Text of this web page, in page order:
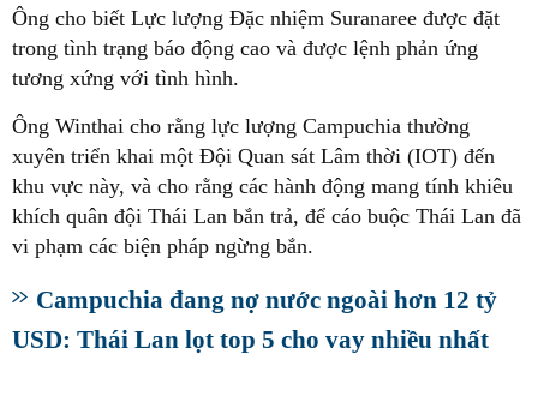
Ông cho biết Lực lượng Đặc nhiệm Suranaree được đặt
trong tình trạng báo động cao và được lệnh phản ứng
tương xứng với tình hình.
Ông Winthai cho rằng lực lượng Campuchia thường
xuyên triển khai một Đội Quan sát Lâm thời (IOT) đến
khu vực này, và cho rằng các hành động mang tính khiêu
khích quân đội Thái Lan bắn trả, để cáo buộc Thái Lan đã
vi phạm các biện pháp ngừng bắn.
Campuchia đang nợ nước ngoài hơn 12 tỷ
USD: Thái Lan lọt top 5 cho vay nhiều nhất